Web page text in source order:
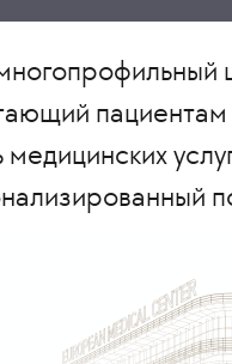
пациентам
медицинских